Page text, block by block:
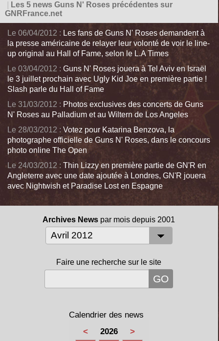
Les 5 news Guns N' Roses précédentes sur
GNRFrance.net
Le 06/04/2012 : Les fans de Guns N' Roses demandent à
la presse américaine de relayer leur volonté de voir le line-
up original au Hall of Fame, selon le L.A Times
Le 03/04/2012 : Guns N' Roses jouera à Tel Aviv en Israël
le 3 juillet prochain avec Ugly Kid Joe en première partie !
Slash parle du Hall of Fame
Le 31/03/2012 : Photos exclusives des concerts de Guns
N' Roses au Palladium et au Wiltern de Los Angeles
Le 28/03/2012 : Votez pour Katarina Benzova, la
photographe officielle de Guns N' Roses, dans le concours
photo online The Open
Le 24/03/2012 : Thin Lizzy en première partie de GN'R en
Angleterre avec une date ajoutée à Londres, GN'R jouera
avec Nightwish et Paradise Lost en Espagne
Archives News par mois depuis 2001
Faire une recherche sur le site
Calendrier des news
<
2026 >